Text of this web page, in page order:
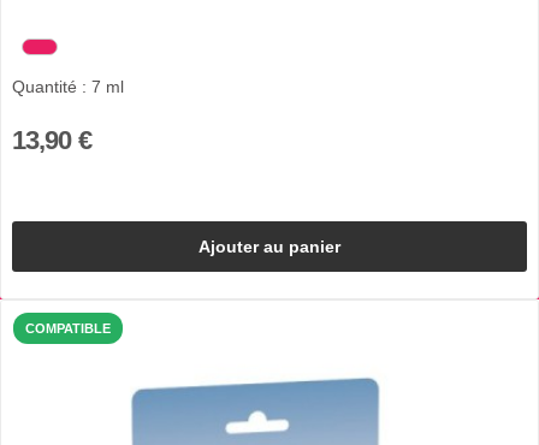
Quantité : 7 ml
13,90 €
Ajouter au panier
COMPATIBLE